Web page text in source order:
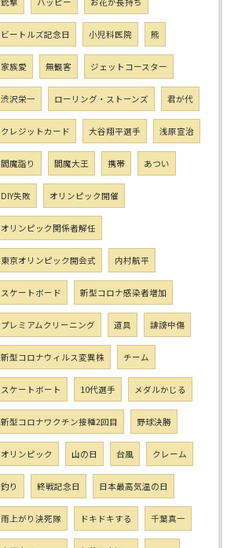
ビートルズ記念日 小児科医院 熊
家族愛 無観客 ジェットコースター
渋沢栄一 ローリング・ストーンズ 君が代
クレジットカード 大谷翔平選手 浅原宣治
閻魔詣り 閻魔大王 携帯 あつい
DIY失敗 オリンピック開催
オリンピック関係者解任
東京オリンピック開会式 内村航平
スケートボード 新型コロナ感染者増加
プレミアムクリーニング 道具 誹謗中傷
新型コロナウィルス変異株 チーム
スケートボート 10代選手 メダルかじる
新型コロナワクチン接種2回目 野球決勝
オリンピック 山の日 台風 クレーム
釣り 終戦記念日 日本最高気温の日
雨上がり決死隊 ドキドキする 千葉真一